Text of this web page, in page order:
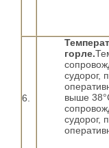
6.
горле.
судорог,
выше
судорог,